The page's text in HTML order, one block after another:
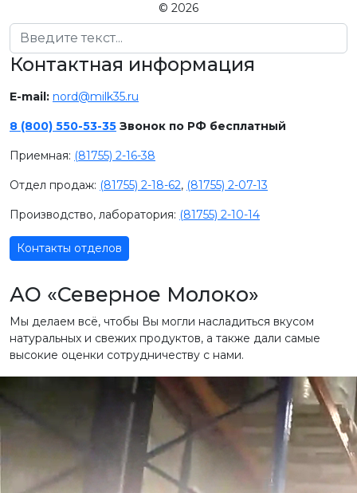
© 2026
Поиск
Контактная информация
E-mail: nord@milk35.ru
8 (800) 550-53-35 Звонок по РФ бесплатный
Приемная: (81755) 2-16-38
Отдел продаж: (81755) 2-18-62, (81755) 2-07-13
Производство, лаборатория: (81755) 2-10-14
Контакты отделов
АО «Северное Молоко»
Мы делаем всё, чтобы Вы могли насладиться вкусом
натуральных и свежих продуктов, а также дали самые
высокие оценки сотрудничеству с нами.